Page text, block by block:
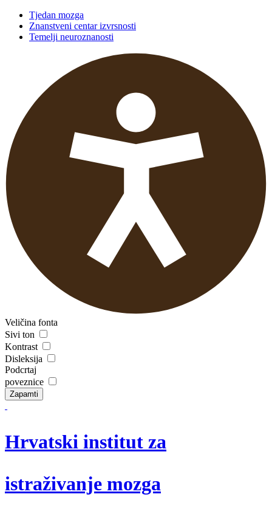
Tjedan mozga
Znanstveni centar izvrsnosti
Temelji neuroznanosti
Veličina fonta
Sivi ton
Kontrast
Disleksija
Podcrtaj
poveznice
Zapamti
Hrvatski institut za
istraživanje mozga